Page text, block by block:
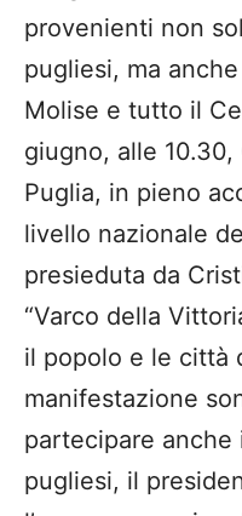
provenienti non
pugliesi, ma
Molise e tutto il
giugno, alle
Puglia, in pieno
livello nazionale
presieduta da
“Varco della
il popolo e le città
manifestazione
partecipare anche
pugliesi, il